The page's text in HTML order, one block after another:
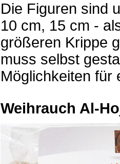
Die Figuren sind
10 cm, 15 cm -
größeren Krippe
muss selbst
Möglichkeiten für
Weihrauch Al-